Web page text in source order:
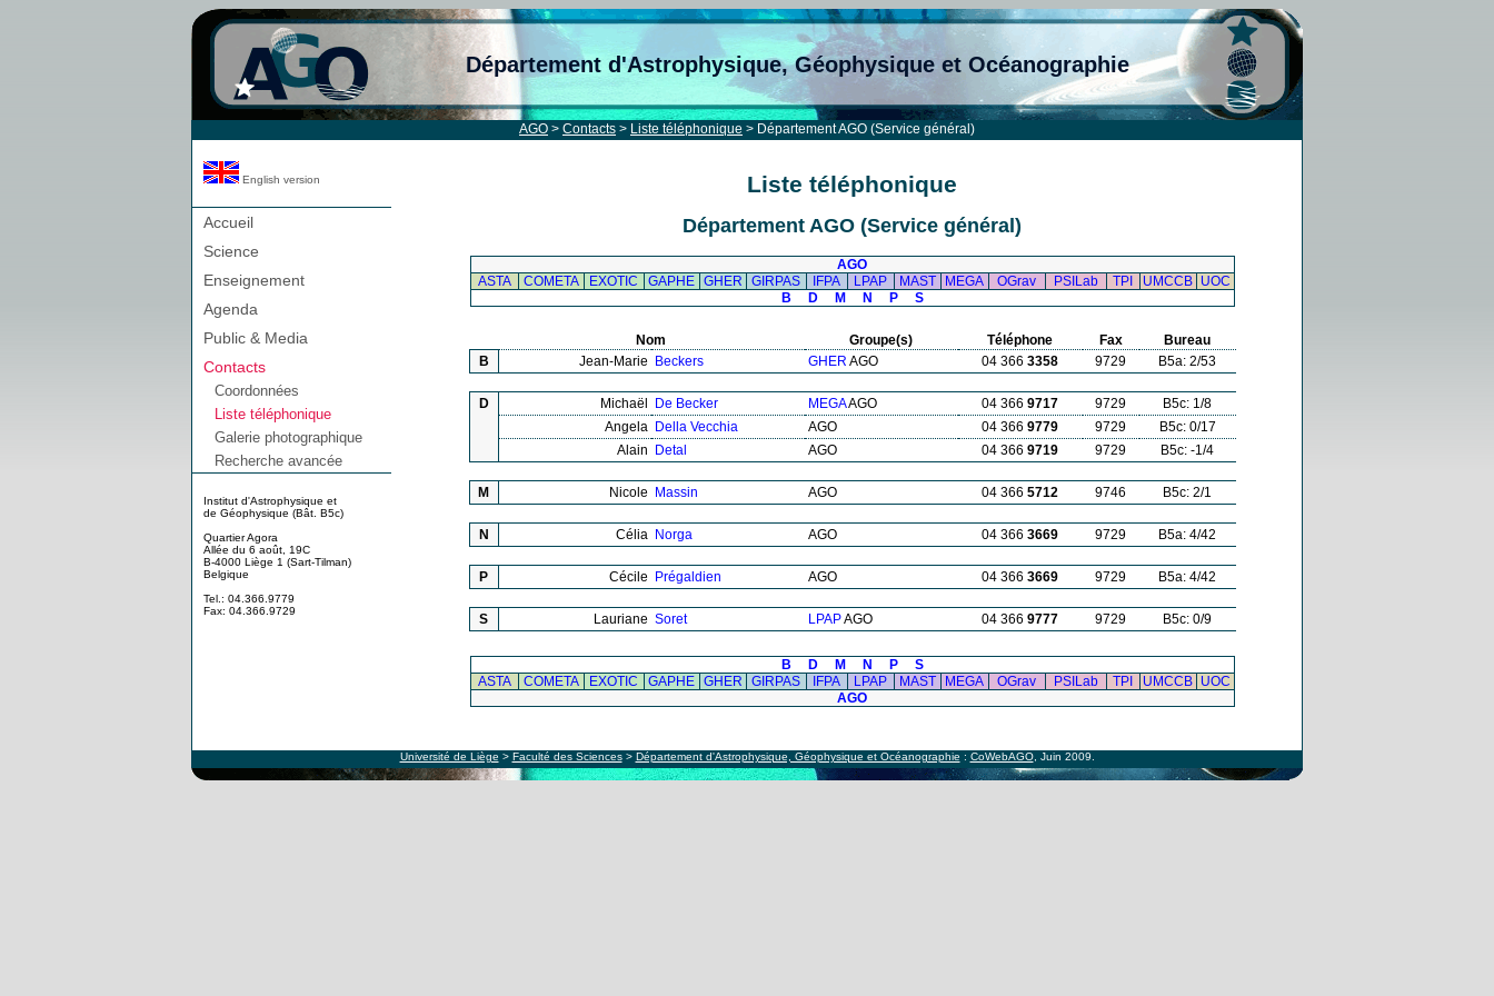
Département d'Astrophysique, Géophysique et Océanographie
AGO > Contacts > Liste téléphonique > Département AGO (Service général)
English version
Accueil
Science
Enseignement
Agenda
Public & Media
Contacts
Coordonnées
Liste téléphonique
Galerie photographique
Recherche avancée
Institut d'Astrophysique et
de Géophysique (Bât. B5c)
Quartier Agora
Allée du 6 août, 19C
B-4000 Liège 1 (Sart-Tilman)
Belgique
Tel.: 04.366.9779
Fax: 04.366.9729
Liste téléphonique
Département AGO (Service général)
AGO
ASTA
COMETA EXOTIC GAPHE GHER GIRPAS IFPA LPAP MAST MEGA OGrav PSILab TPI UMCCB UOC
B
D M N P S
Nom Groupe(s) Téléphone Fax
Bureau
B
Jean-Marie Beckers GHER AGO 04 366 3358 9729 B5a: 2/53
D Michaël De Becker MEGAAGO 04 366 9717 9729
B5c: 1/8
Angela
Della Vecchia AGO 04 366 9779 9729
B5c: 0/17
Alain
Detal AGO 04 366 9719 9729 B5c: -1/4
M Nicole Massin AGO 04 366 5712 9746 B5c: 2/1
N Célia Norga AGO 04 366 3669 9729 B5a: 4/42
P Cécile Prégaldien AGO 04 366 3669 9729 B5a: 4/42
S Lauriane Soret LPAPAGO 04 366 9777 9729 B5c: 0/9
B D M N P
S
ASTA
COMETA EXOTIC GAPHE GHER GIRPAS IFPA LPAP MAST MEGA OGrav PSILab TPI UMCCB UOC
AGO
Université de Liège > Faculté des Sciences> Département d'Astrophysique, Géophysique et Océanographie : CoWebAGO, Juin 2009.